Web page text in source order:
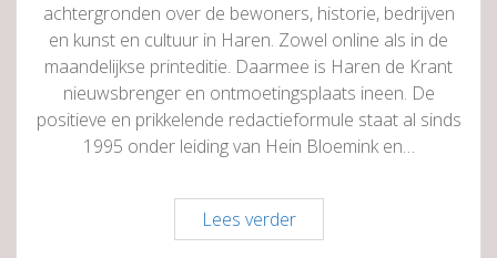
achtergronden over de bewoners, historie, bedrijven
en kunst en cultuur in Haren. Zowel online als in de
maandelijkse printeditie. Daarmee is Haren de Krant
nieuwsbrenger en ontmoetingsplaats ineen. De
positieve en prikkelende redactieformule staat al sinds
1995 onder leiding van Hein Bloemink en…
Lees verderHaren
de